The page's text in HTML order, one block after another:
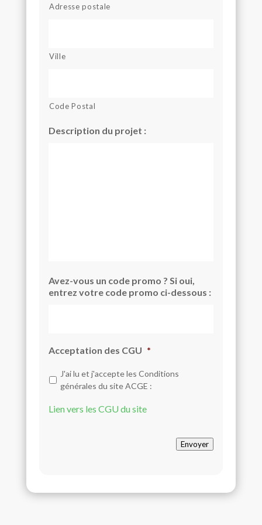
Adresse postale
Ville
Code Postal
Description du projet :
Avez-vous un code promo ? Si oui,
entrez votre code promo ci-dessous :
Acceptation des CGU *
J'ai lu et j'accepte les Conditions
générales du site ACGE :
Lien vers les CGU du site
Envoyer